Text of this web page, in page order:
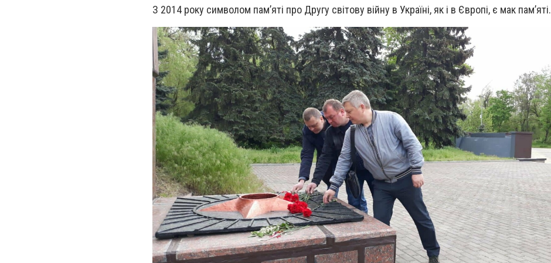
З 2014 року символом памʼяті про Другу світову війну в Україні, як і в Європі, є мак памʼяті.